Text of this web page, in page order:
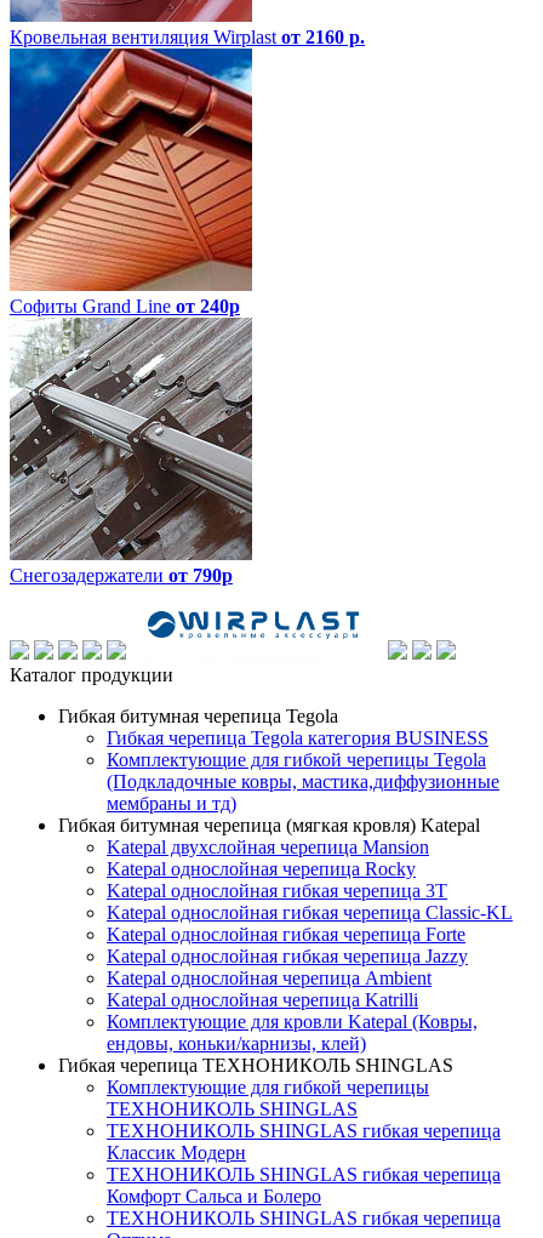
Кровельная вентиляция Wirplast от 2160 р.
Софиты Grand Line от 240р
Снегозадержатели от 790р
Каталог продукции
Гибкая битумная черепица Tegola
Гибкая черепица Tegola категория BUSINESS
Комплектующие для гибкой черепицы Tegola
(Подкладочные ковры, мастика,диффузионные
мембраны и тд)
Гибкая битумная черепица (мягкая кровля) Katepal
Katepal двухслойная черепица Mansion
Katepal однослойная черепица Rocky
Katepal однослойная гибкая черепица 3T
Katepal однослойная гибкая черепица Classic-KL
Katepal однослойная гибкая черепица Forte
Katepal однослойная гибкая черепица Jazzy
Katepal однослойная черепица Ambient
Katepal однослойная черепица Katrilli
Комплектующие для кровли Katepal (Ковры,
ендовы, коньки/карнизы, клей)
Гибкая черепица ТЕХНОНИКОЛЬ SHINGLAS
Комплектующие для гибкой черепицы
ТЕХНОНИКОЛЬ SHINGLAS
ТЕХНОНИКОЛЬ SHINGLAS гибкая черепица
Классик Модерн
ТЕХНОНИКОЛЬ SHINGLAS гибкая черепица
Комфорт Сальса и Болеро
ТЕХНОНИКОЛЬ SHINGLAS гибкая черепица